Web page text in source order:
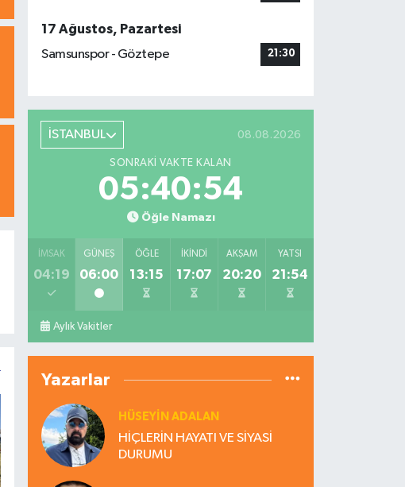
17 Ağustos, Pazartesi
Samsunspor - Göztepe
21:30
İSTANBUL 08.08.2026
SONRAKI VAKTE KALAN
05:40:53
Öğle Namazı
İMSAK
04:19
GÜNEŞ
06:00
ÖĞLE
13:15
İKINDI
17:07
AKŞAM
20:20
YATSI
21:54
Aylık Vakitler
Yazarlar
HÜSEYIN ADALAN
HİÇLERİN HAYATI VE SİYASİ
DURUMU